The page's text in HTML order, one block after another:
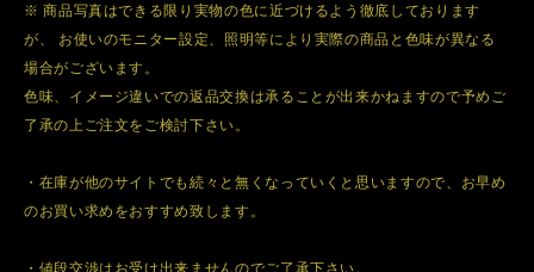
※ 商品写真はできる限り実物の色に近づけるよう徹底しております
が、 お使いのモニター設定、照明等により実際の商品と色味が異なる
場合がございます。
色味、イメージ違いでの返品交換は承ることが出来かねますので予めご
了承の上ご注文をご検討下さい。
・在庫が他のサイトでも続々と無くなっていくと思いますので、お早め
のお買い求めをおすすめ致します。
・値段交渉はお受け出来ませんのでご了承下さい。